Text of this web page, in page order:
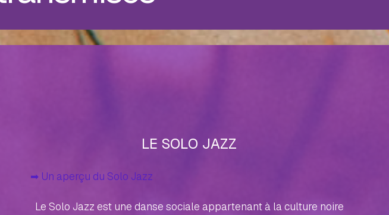
LE SOLO JAZZ
➡︎ Un aperçu du Solo Jazz
Le Solo Jazz est une danse sociale appartenant à la culture noire